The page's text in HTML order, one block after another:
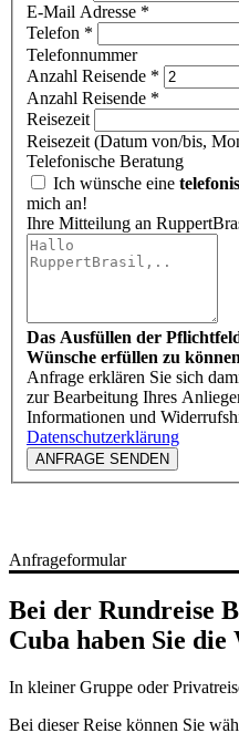
E-Mail Adresse *
Telefon *
Telefonnummer
Anzahl Reisende *
Anzahl Reisende *
Reisezeit
Reisezeit (Datum von/bis,
Telefonische Beratung
Ich wünsche eine
mich an!
Ihre Mitteilung an
Das Ausfüllen der
Wünsche erfüllen zu
Anfrage erklären Sie sich
zur Bearbeitung Ihres
Informationen und
Datenschutzerklärung
ANFRAGE SENDEN
Anfrageformular
Bei der Rundreise
Cuba haben Sie die
In kleiner Gruppe oder
Bei dieser Reise können Sie